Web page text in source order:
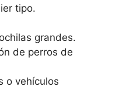
tipo.
grandes.
de perros de
o vehículos